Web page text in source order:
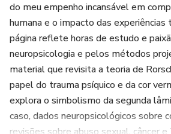
do meu empenho incansável em
humana e o impacto das experiências
página reflete horas de estudo e
neuropsicologia e pelos métodos
material que revisita a teoria de
papel do trauma psíquico e da cor
explora o simbolismo da segunda
caso, dados neuropsicológicos sobre